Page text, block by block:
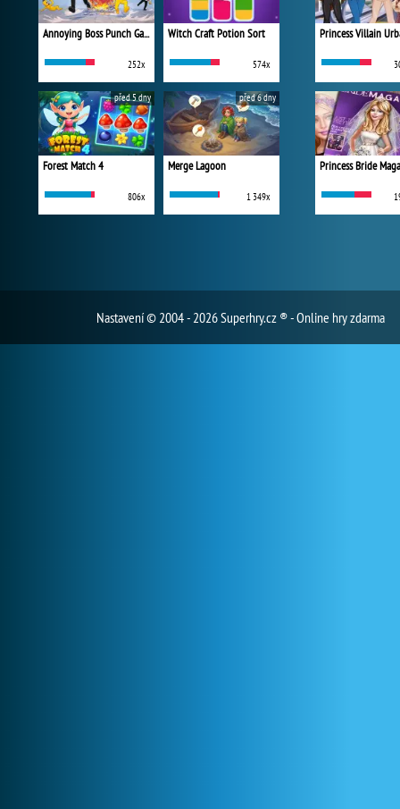
Annoying Boss Punch Game
252x
Witch Craft Potion Sort
574x
Forest Match 4
806x
před 5 dny
Merge Lagoon
1 349x
před 6 dny
Princess Bride
Nastavení© 2004 - 2026 Superhry.cz ® - Online hry zdarma